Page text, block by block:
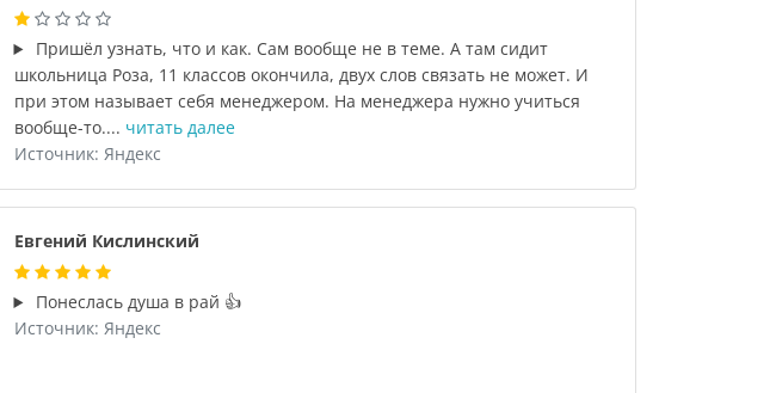
Пришёл узнать, что и как. Сам вообще не в теме. А там сидит
школьница Роза, 11 классов окончила, двух слов связать не может. И
при этом называет себя менеджером. На менеджера нужно учиться
вообще-то.... читать далее
Источник: Яндекс
Евгений Кислинский
Понеслась душа в рай 👍
Источник: Яндекс